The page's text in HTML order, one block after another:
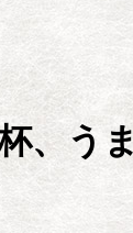
、う